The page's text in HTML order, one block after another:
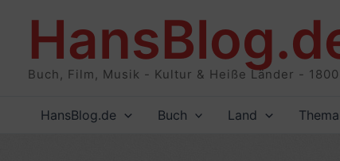
Buch, Film, Musik - Kultur & Heiße Länder -
HansBlog.de Buch Land Thema